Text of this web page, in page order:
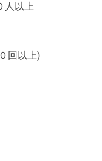
人以上
回以上)